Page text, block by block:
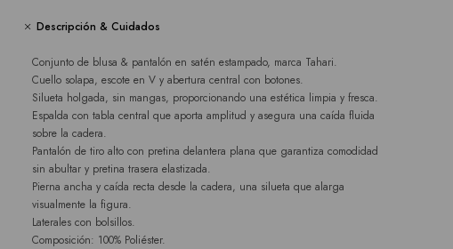
Descripción & Cuidados
Conjunto de blusa & pantalón en satén estampado, marca Tahari.
Cuello solapa, escote en V y abertura central con botones.
Silueta holgada, sin mangas, proporcionando una estética limpia y fresca.
Espalda con tabla central que aporta amplitud y asegura una caída fluida
sobre la cadera.
Pantalón de tiro alto con pretina delantera plana que garantiza comodidad
sin abultar y pretina trasera elastizada.
Pierna ancha y caída recta desde la cadera, una silueta que alarga
visualmente la figura.
Laterales con bolsillos.
Composición: 100% Poliéster.